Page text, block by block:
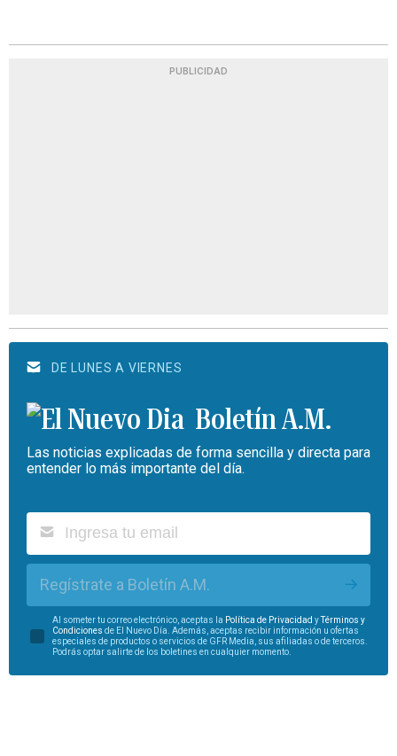
PUBLICIDAD
DE LUNES A VIERNES
Boletín A.M.
Las noticias explicadas de forma sencilla y directa para
entender lo más importante del día.
Regístrate a Boletín A.M.
Al someter tu correo electrónico, aceptas la Política de Privacidad yTérminos y
Condiciones de El Nuevo Día. Además, aceptas recibir información u ofertas
especiales de productos o servicios de GFR Media, sus afiliadas o de terceros.
Podrás optar salirte de los boletines en cualquier momento.